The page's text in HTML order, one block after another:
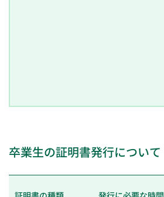
卒業生の証明書発行について